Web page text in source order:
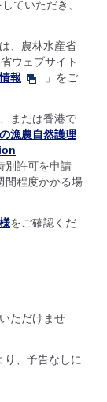
ていただき、
、農林水産省
ウェブサイト
報
」をご
または香港で
漁農自然護理
別許可を申請
間程度かかる場
をご確認くだ
ただけませ
り、予告なしに